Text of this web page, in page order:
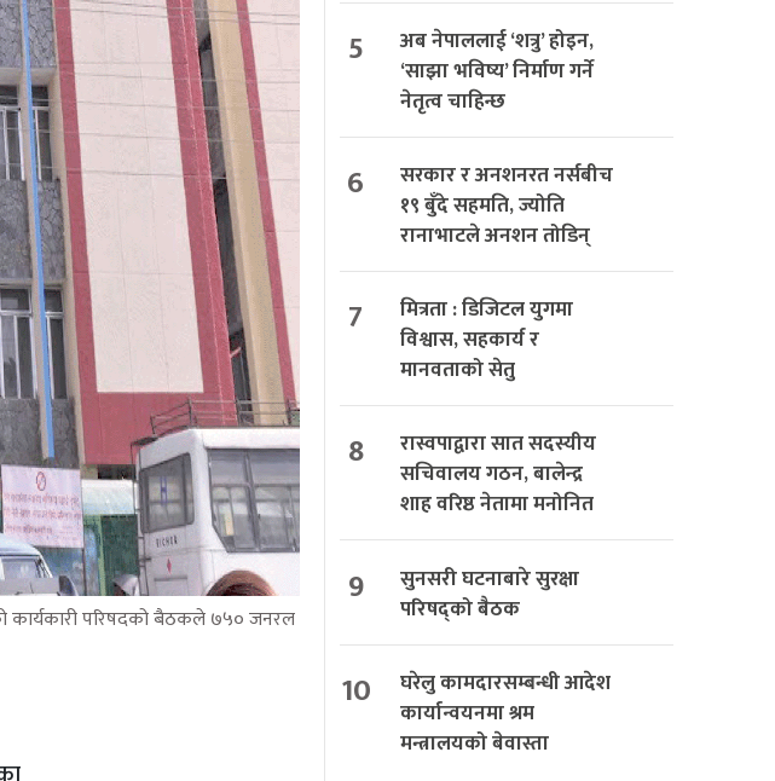
कार्यकारी परिषदको बैठकले ७५० जनरल
5
अब नेपाललाई ‘शत्रु’ होइन,
‘साझा भविष्य’ निर्माण गर्ने
नेतृत्व चाहिन्छ
6
सरकार र अनशनरत नर्सबीच
१९ बुँदे सहमति, ज्योति
रानाभाटले अनशन तोडिन्
7
मित्रता : डिजिटल युगमा
विश्वास, सहकार्य र
मानवताको सेतु
8
रास्वपाद्वारा सात सदस्यीय
सचिवालय गठन, बालेन्द्र
शाह वरिष्ठ नेतामा मनोनित
9
सुनसरी घटनाबारे सुरक्षा
परिषद्को बैठक
10
घरेलु कामदारसम्बन्धी आदेश
कार्यान्वयनमा श्रम
मन्त्रालयको बेवास्ता